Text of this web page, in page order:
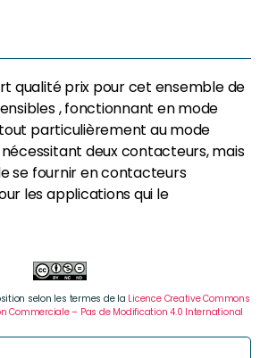
qualité prix pour cet ensemble de
, fonctionnant en mode
particulièrement au mode
deux contacteurs, mais
se fournir en contacteurs
les applications qui le
selon les termes de la Licence Creative Commons
Commerciale – Pas de Modification 4.0 International